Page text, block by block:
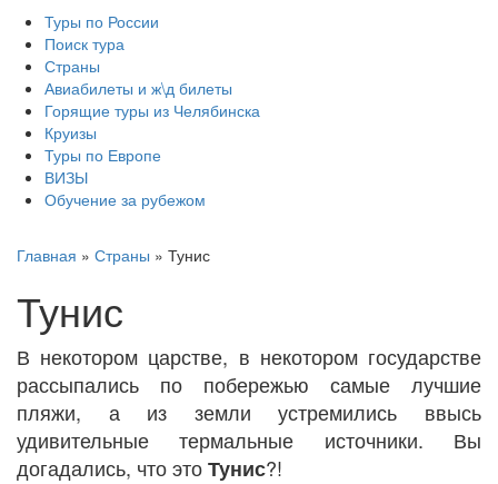
Туры по России
Поиск тура
Страны
Авиабилеты и ж\д билеты
Горящие туры из Челябинска
Круизы
Туры по Европе
ВИЗЫ
Обучение за рубежом
Главная » Страны » Тунис
Тунис
В некотором царстве, в некотором государстве
рассыпались по побережью самые лучшие
пляжи, а из земли устремились ввысь
удивительные термальные источники. Вы
догадались, что этоТунис?!